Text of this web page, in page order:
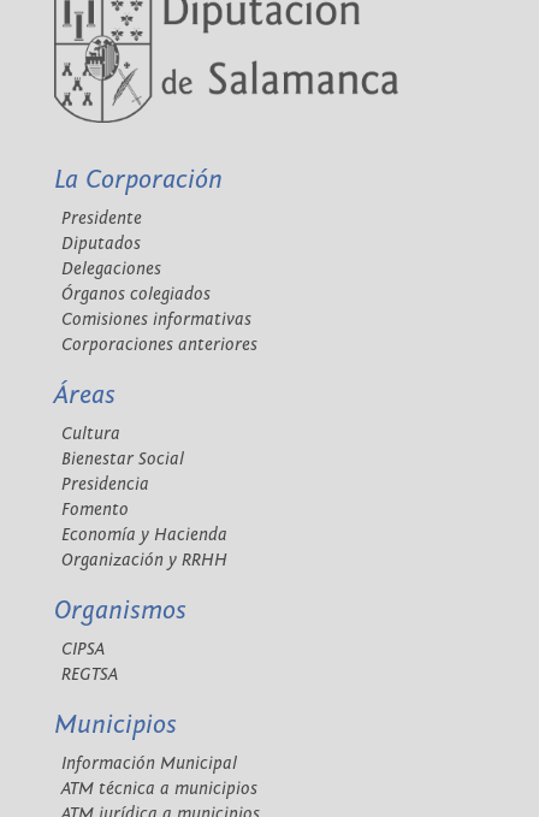
La Corporación
Presidente
Diputados
Delegaciones
Órganos colegiados
Comisiones informativas
Corporaciones anteriores
Áreas
Cultura
Bienestar Social
Presidencia
Fomento
Economía y Hacienda
Organización y RRHH
Organismos
CIPSA
REGTSA
Municipios
Información Municipal
ATM técnica a municipios